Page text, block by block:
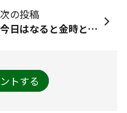
次の投稿
今日はなると金時と胡麻のクッキーを食べました５日は味噌餡の柏餅が食べたいです
トする